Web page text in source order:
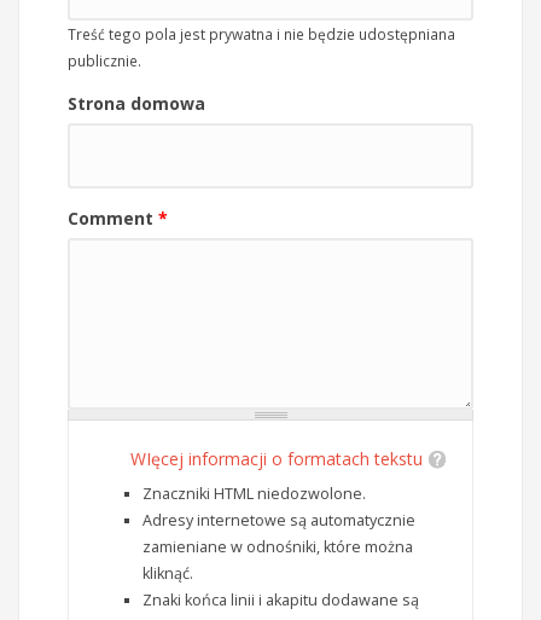
Treść tego pola jest prywatna i nie będzie udostępniana
publicznie.
Strona domowa
Comment *
WIęcej informacji o formatach tekstu
Znaczniki HTML niedozwolone.
Adresy internetowe są automatycznie
zamieniane w odnośniki, które można
kliknąć.
Znaki końca linii i akapitu dodawane są